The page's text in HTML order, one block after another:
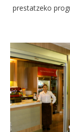
prestatzeko